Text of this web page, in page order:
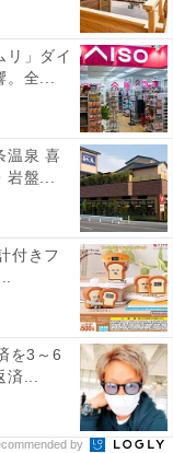
リ」ダイ
。全...
温泉 喜
岩盤...
付きフ
を3～6
済...
by